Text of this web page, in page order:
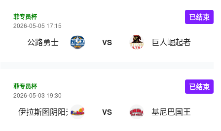
菲专员杯
2026-05-05 17:15
公路勇士 VS 巨人崛起者
已结束
菲专员杯
2026-05-03 19:30
伊拉斯图阴阳天 VS 基尼巴国王
已结束